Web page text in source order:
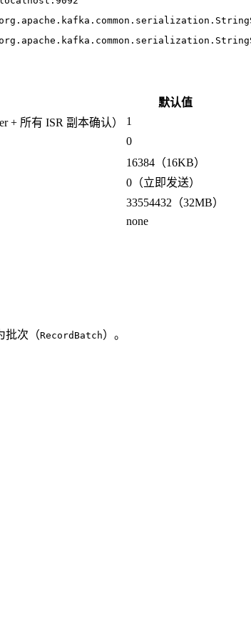
默认值
+ 所有 ISR 副本确认） 1
0
16384（16KB）
0（立即发送）
33554432（32MB）
none
批次（RecordBatch）。